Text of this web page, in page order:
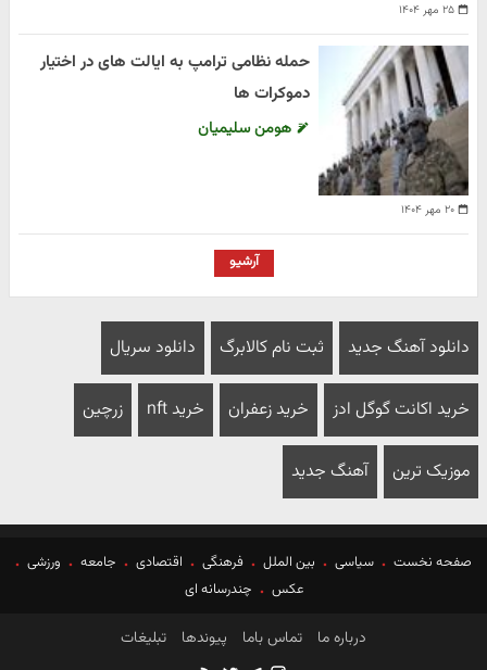
۲۵ مهر ۱۴۰۴
۲۰ مهر ۱۴۰۴
حمله نظامی ترامپ به ایالت های در اختیار
دموکرات ها
هومن سلیمیان
آرشیو
دانلود آهنگ جدید ثبت نام کالابرگ دانلود سریال
خرید اکانت گوگل ادز خرید زعفران خرید nft زرچین
موزیک ترین آهنگ جدید
صفحه نخست سیاسی بین الملل فرهنگی اقتصادی جامعه
ورزشی
عکس
چندرسانه ای
درباره ما تماس باما پیوندها تبلیغات